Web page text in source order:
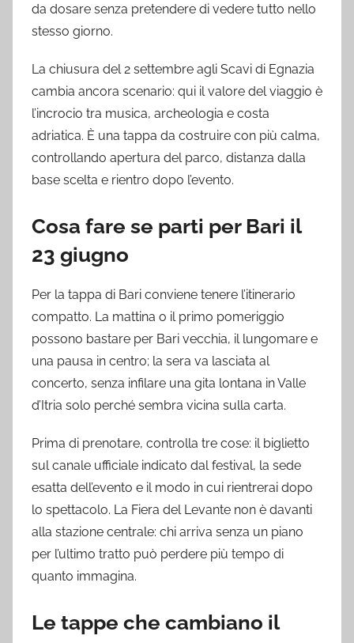
da dosare senza pretendere di vedere tutto nello
stesso giorno.
La chiusura del 2 settembre agli Scavi di Egnazia
cambia ancora scenario: qui il valore del viaggio è
l’incrocio tra musica, archeologia e costa
adriatica. È una tappa da costruire con più calma,
controllando apertura del parco, distanza dalla
base scelta e rientro dopo l’evento.
Cosa fare se parti per Bari il
23 giugno
Per la tappa di Bari conviene tenere l’itinerario
compatto. La mattina o il primo pomeriggio
possono bastare per Bari vecchia, il lungomare e
una pausa in centro; la sera va lasciata al
concerto, senza infilare una gita lontana in Valle
d’Itria solo perché sembra vicina sulla carta.
Prima di prenotare, controlla tre cose: il biglietto
sul canale ufficiale indicato dal festival, la sede
esatta dell’evento e il modo in cui rientrerai dopo
lo spettacolo. La Fiera del Levante non è davanti
alla stazione centrale: chi arriva senza un piano
per l’ultimo tratto può perdere più tempo di
quanto immagina.
Le tappe che cambiano il